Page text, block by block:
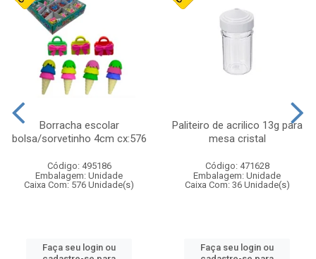
Borracha escolar
bolsa/sorvetinho 4cm cx:576
Código: 495186
Embalagem: Unidade
Caixa Com: 576 Unidade(s)
Faça seu login ou
Paliteiro de acrilico 13g para
mesa cristal
Código: 471628
Embalagem: Unidade
Caixa Com: 36 Unidade(s)
Faça seu login ou